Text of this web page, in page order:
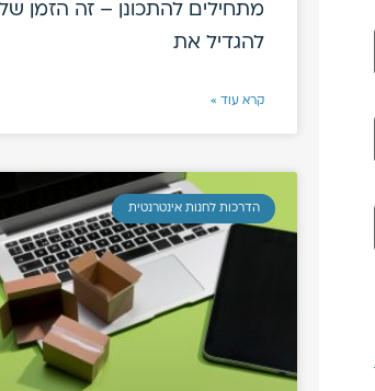
מתחילים להתכונן – זה הזמן
להגדיל את
קרא עוד »
הדרכות לחנות אינטרנטית